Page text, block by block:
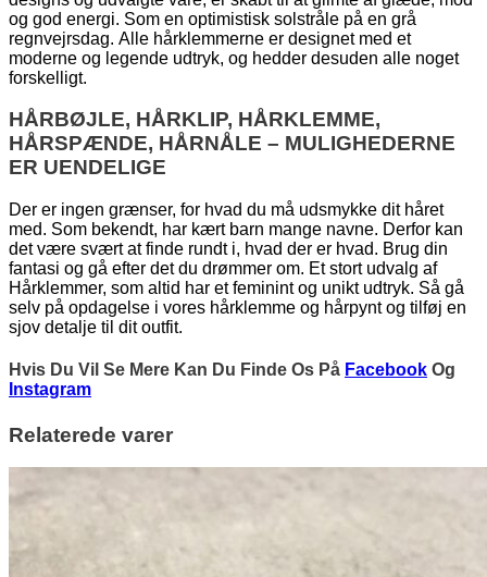
og god energi. Som en optimistisk solstråle på en grå
regnvejrsdag. Alle hårklemmerne er designet med et
moderne og legende udtryk, og hedder desuden alle noget
forskelligt.
HÅRBØJLE, HÅRKLIP, HÅRKLEMME,
HÅRSPÆNDE, HÅRNÅLE – MULIGHEDERNE
ER UENDELIGE
Der er ingen grænser, for hvad du må udsmykke dit håret
med. Som bekendt, har kært barn mange navne. Derfor kan
det være svært at finde rundt i, hvad der er hvad. Brug din
fantasi og gå efter det du drømmer om. Et stort udvalg af
Hårklemmer, som altid har et feminint og unikt udtryk. Så gå
selv på opdagelse i vores hårklemme og hårpynt og tilføj en
sjov detalje til dit outfit.
Hvis Du Vil Se Mere Kan Du Finde Os På Facebook Og
Instagram
Relaterede varer